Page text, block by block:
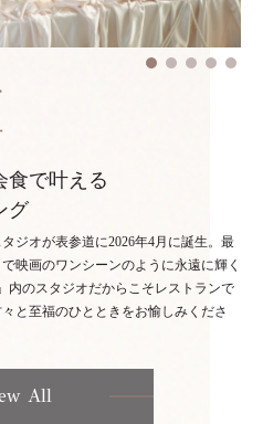
食で叶える
グ
ジオが表参道に2026年4月に誕生。最
映画のワンシーンのように永遠に輝く
内のスタジオだからこそレストランで
と至福のひとときをお愉しみくださ
All